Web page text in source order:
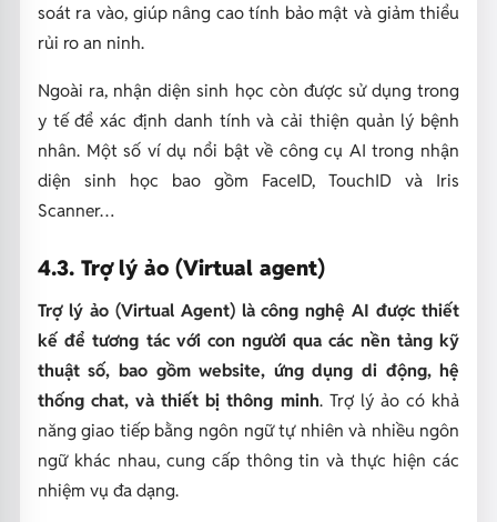
soát ra vào, giúp nâng cao tính bảo mật và giảm thiểu
rủi ro an ninh.
Ngoài ra, nhận diện sinh học còn được sử dụng trong
y tế để xác định danh tính và cải thiện quản lý bệnh
nhân. Một số ví dụ nổi bật về công cụ AI trong nhận
diện sinh học bao gồm FaceID, TouchID và Iris
Scanner…
4.3. Trợ lý ảo (Virtual agent)
Trợ lý ảo (Virtual Agent) là công nghệ AI được thiết
kế để tương tác với con người qua các nền tảng kỹ
thuật số, bao gồm website, ứng dụng di động, hệ
thống chat, và thiết bị thông minh. Trợ lý ảo có khả
năng giao tiếp bằng ngôn ngữ tự nhiên và nhiều ngôn
ngữ khác nhau, cung cấp thông tin và thực hiện các
nhiệm vụ đa dạng.